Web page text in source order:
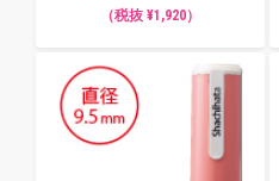
（税抜 ¥1,920）